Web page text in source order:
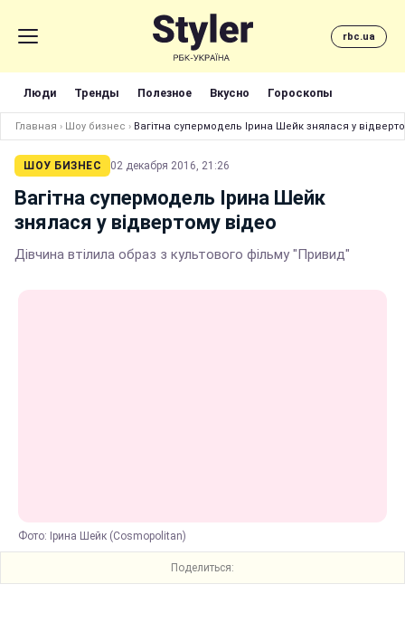
rbc.ua
Люди Тренды Полезное Вкусно Гороскопы
Главная › Шоу бизнес › Вагітна супермодель Ірина Шейк знялася у
ШОУ БИЗНЕС 02 декабря 2016, 21:26
Вагітна супермодель Ірина Шейк
знялася у відвертому відео
Дівчина втілила образ з культового фільму "Привид"
Фото: Ірина Шейк (Cosmopolitan)
Поделиться: